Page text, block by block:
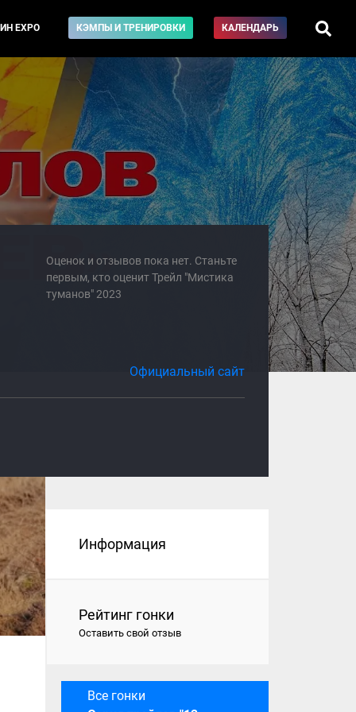
EXPO КЭМПЫ И ТРЕНИРОВКИ КАЛЕНДАРЬ
Оценок и отзывов пока нет. Станьте
первым, кто оценит Трейл "Мистика
туманов" 2023
Официальный сайт
Информация
Рейтинг гонки
Оставить свой отзыв
Все гонки